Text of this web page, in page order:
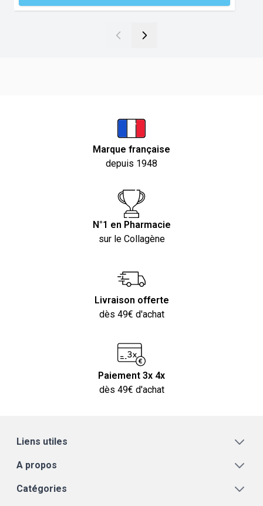
Marque française
depuis 1948
N°1 en Pharmacie
sur le Collagène
Livraison offerte
dès 49€ d'achat
Paiement 3x 4x
dès 49€ d'achat
Liens utiles
A propos
Catégories